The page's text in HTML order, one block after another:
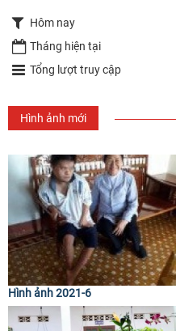
Hôm nay
Tháng hiện tại
Tổng lượt truy cập
Hình ảnh mới
Hình ảnh 2021-6